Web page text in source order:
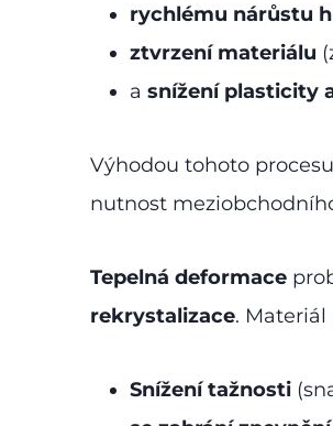
rychlému nárůstu
ztvrzení materiálu
a snížení plasticity
Výhodou tohoto
nutnost
Tepelná deformace
rekrystalizace.
Snížení tažnosti